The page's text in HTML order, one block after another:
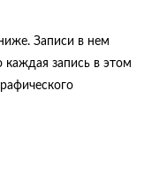
Записи в нем
каждая запись в этом